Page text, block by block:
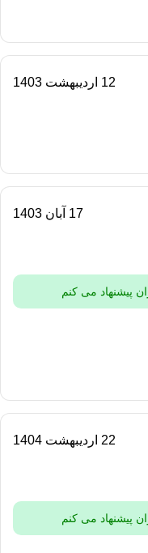
12 اردیبهشت 1403
17 آبان 1403
پیشنهاد می کنم
22 اردیبهشت 1404
پیشنهاد می کنم